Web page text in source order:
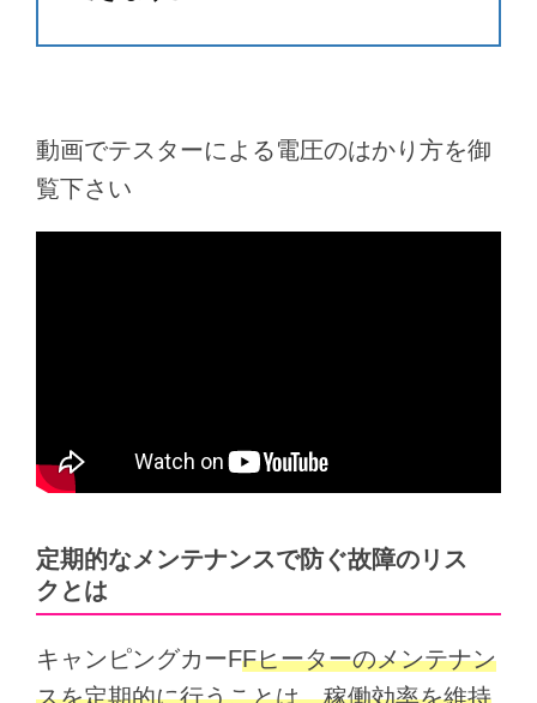
動画でテスターによる電圧のはかり方を御
覧下さい
定期的なメンテナンスで防ぐ故障のリス
クとは
キャンピングカーFFヒーターのメンテナン
スを定期的に行うことは、稼働効率を維持